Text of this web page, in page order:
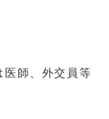
医師、外交員等